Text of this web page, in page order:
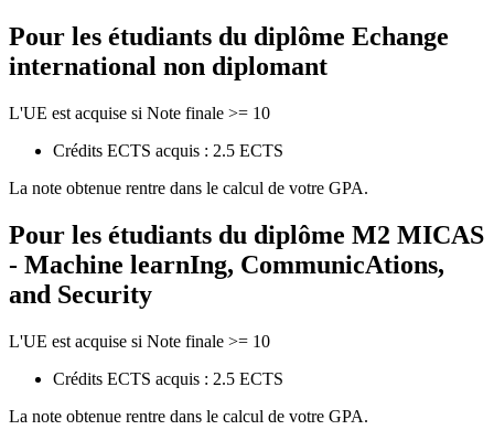
Pour les étudiants du diplôme Echange
international non diplomant
L'UE est acquise si Note finale >= 10
Crédits ECTS acquis : 2.5 ECTS
La note obtenue rentre dans le calcul de votre GPA.
Pour les étudiants du diplôme M2 MICAS
- Machine learnIng, CommunicAtions,
and Security
L'UE est acquise si Note finale >= 10
Crédits ECTS acquis : 2.5 ECTS
La note obtenue rentre dans le calcul de votre GPA.